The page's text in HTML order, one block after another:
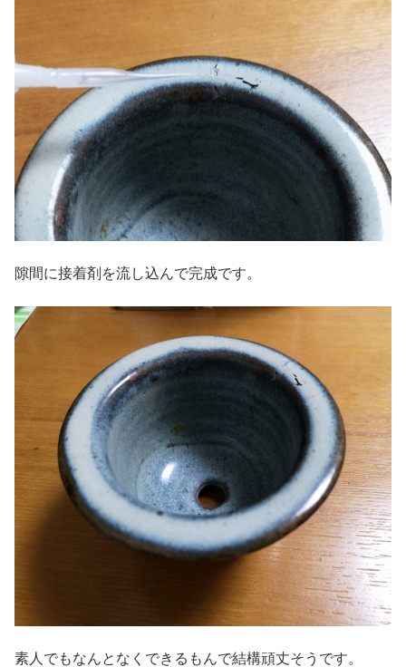
隙間に接着剤を流し込んで完成です。
素人でもなんとなくできるもんで結構頑丈そうです。